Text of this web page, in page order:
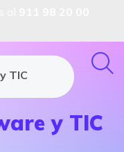
TIC
y TIC